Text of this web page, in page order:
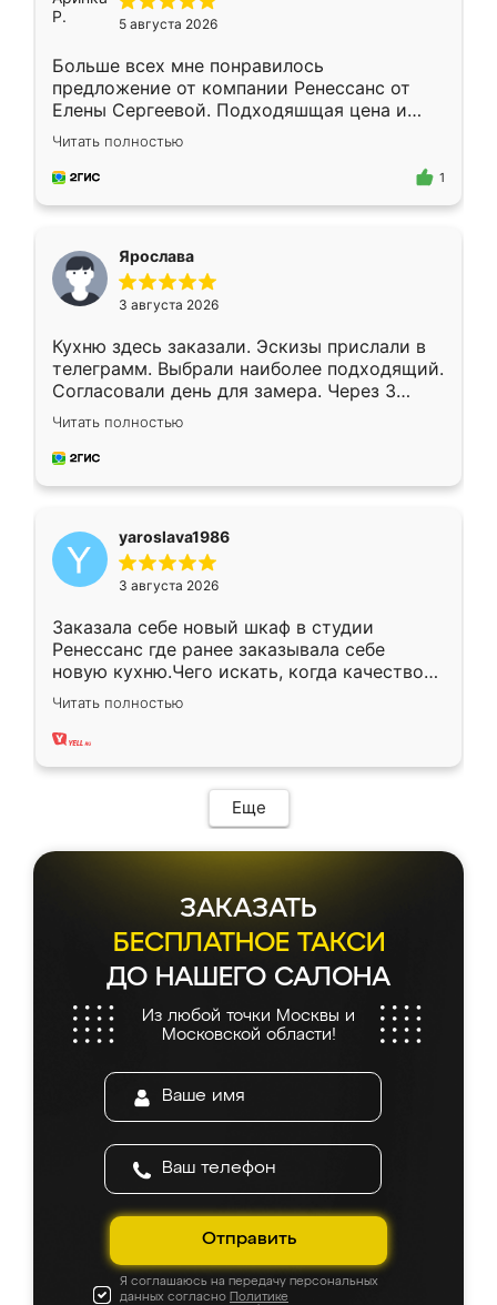
5 августа 2026
Больше всех мне понравилось
предложение от компании Ренессанс от
Елены Сергеевой. Подходяшщая цена и
короткие сроки изготовления. Приехавший
для замера сотрудник Владислав
предложил по моему эскизу самый
Читать полностью
1
Ярослава
3 августа 2026
Кухню здесь заказали. Эскизы прислали в
телеграмм. Выбрали наиболее подходящий.
Согласовали день для замера. Через 3
недели кухня была уже готова. Остались
довольны работой. Спасибо Ренессанс
мебель за качественную работу!
Читать полностью
yaroslava1986
3 августа 2026
Заказала себе новый шкаф в студии
Ренессанс где ранее заказывала себе
новую кухню.Чего искать, когда качеством
вполне довольна. Служит кухня уже почти
два года, нареканий нет.
Читать полностью
Еще
ЗАКАЗАТЬ
БЕСПЛАТНОЕ ТАКСИ
ДО НАШЕГО САЛОНА
Из любой точки Москвы и
Московской области!
Отправить
Я соглашаюсь на передачу персональных
данных согласно Политике